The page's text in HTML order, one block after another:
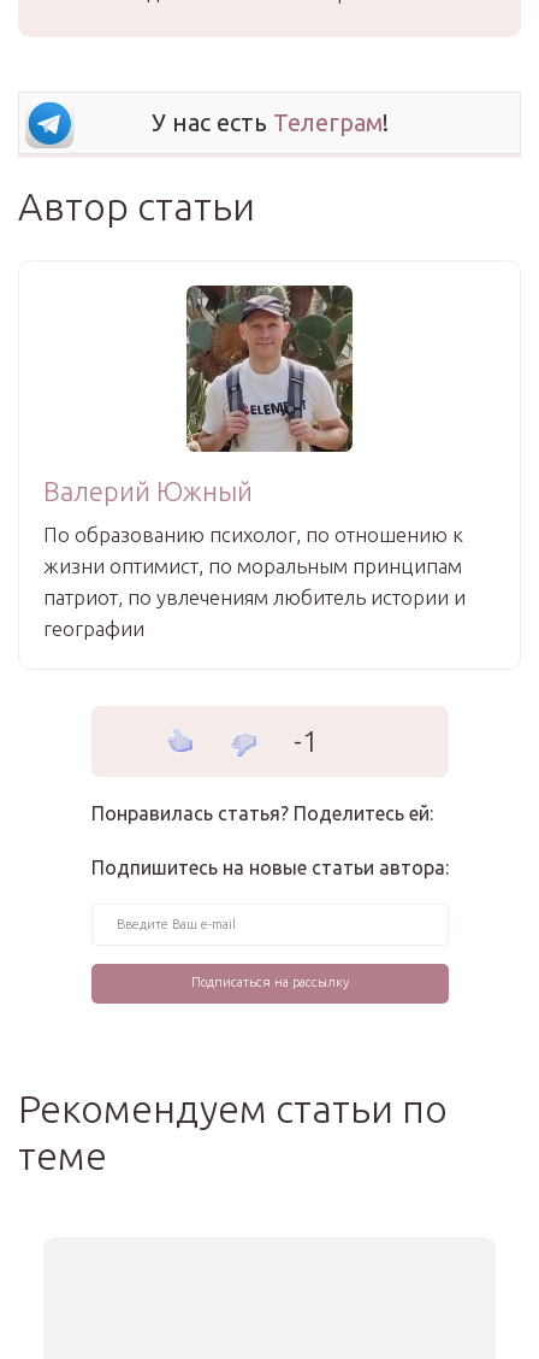
У нас есть Телеграм!
Автор статьи
Валерий Южный
По образованию психолог, по отношению к
жизни оптимист, по моральным принципам
патриот, по увлечениям любитель истории и
географии
-1
Понравилась статья? Поделитесь ей:
Подпишитесь на новые статьи автора:
Рекомендуем статьи по
теме